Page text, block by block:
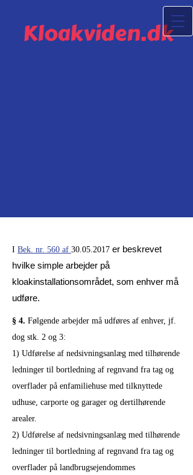
Kloakviden.dk
I Bek. nr. 560 af 30.05.2017 er beskrevet
hvilke simple arbejder på
kloakinstallationsområdet, som enhver må
udføre.
§ 4. Følgende arbejder må udføres af enhver, jf.
dog stk. 2 og 3:
1) Udførelse af nedsivningsanlæg med tilhørende
ledninger til bortledning af regnvand fra tag og
overflader på enfamiliehuse med tilknyttede
udhuse, carporte og garager og dertilhørende
arealer.
2) Udførelse af nedsivningsanlæg med tilhørende
ledninger til bortledning af regnvand fra tag og
overflader på landbrugsejendommes